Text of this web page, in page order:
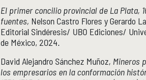
El primer concilio provincial de La Plata,
fuentes, Nelson Castro Flores y Gerardo
Editorial Sindéresis/ UBO Ediciones/
de México, 2024.
David Alejandro Sánchez Muñoz, Mineros
los empresarios en la conformación